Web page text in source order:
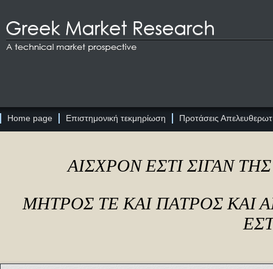
Home page Επιστημονική τεκμηρίωση Προτάσεις
ΑΙΣΧΡΟΝ ΕΣΤΙ ΣΙΓΑΝ
ΜΗΤΡΟΣ ΤΕ ΚΑΙ ΠΑΤΡΟΣ ΚΑΙ